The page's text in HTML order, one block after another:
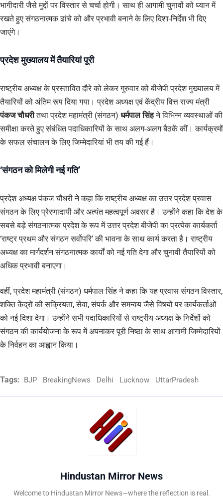
भागीदारी जैसे मुद्दों पर विस्तार से चर्चा होगी। साथ ही आगामी चुनावों को ध्यान में
रखते हुए संगठनात्मक ढांचे को और प्रभावी बनाने के लिए दिशा-निर्देश भी दिए
जाएंगे।
प्रदेश मुख्यालय में तैयारियां पूरी
राष्ट्रीय अध्यक्ष के प्रस्तावित दौरे को लेकर गुरुवार को बीजेपी प्रदेश मुख्यालय में
तैयारियों को अंतिम रूप दिया गया। प्रदेश अध्यक्ष एवं केंद्रीय वित्त राज्य मंत्री
पंकज चौधरीतथा प्रदेश महामंत्री (संगठन) धर्मपाल सिंहने विभिन्न व्यवस्थाओं की
समीक्षा करते हुए संबंधित पदाधिकारियों के साथ अलग-अलग बैठकें कीं। कार्यक्रमों
के सफल संचालन के लिए जिम्मेदारियां भी तय की गई हैं।
‘संगठन को मिलेगी नई गति’
प्रदेश अध्यक्ष पंकज चौधरी ने कहा कि राष्ट्रीय अध्यक्ष का उत्तर प्रदेश प्रवास
संगठन के लिए प्रेरणादायी और अत्यंत महत्वपूर्ण अवसर है। उन्होंने कहा कि देश के
सबसे बड़े संगठनात्मक प्रदेश के रूप में उत्तर प्रदेश बीजेपी का प्रत्येक कार्यकर्ता
‘राष्ट्र प्रथम और संगठन सर्वोपरि’ की भावना के साथ कार्य करता है। राष्ट्रीय
अध्यक्ष का मार्गदर्शन संगठनात्मक कार्यों को नई गति देगा और चुनावी तैयारियों को
अधिक प्रभावी बनाएगा।
वहीं, प्रदेश महामंत्री (संगठन) धर्मपाल सिंह ने कहा कि यह प्रवास संगठन विस्तार,
शक्ति केंद्रों की सक्रियता, सेवा, संपर्क और समन्वय जैसे विषयों पर कार्यकर्ताओं
को नई दिशा देगा। उन्होंने सभी पदाधिकारियों से राष्ट्रीय अध्यक्ष के निर्देशों को
संगठन की कार्ययोजना के रूप में अपनाकर पूरी निष्ठा के साथ आगामी जिम्मेदारियों
के निर्वहन का आह्वान किया।
Tags: BJP BreakingNews Delhi Lucknow UttarPradesh
Hindustan Mirror News
Welcome to Hindustan Mirror News—where the reflection is real.